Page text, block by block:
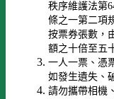
秩序維護法第
條之一第二項
按票券張數，
額之十倍至五
一人一票、憑
如發生遺失、
請勿攜帶相機